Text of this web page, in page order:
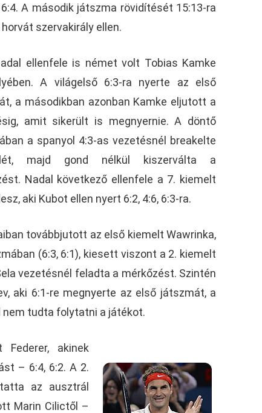
A második játszma rövidítését 15:13-ra
szervakirály ellen.
ellenfele is német volt Tobias Kamke
A világelső 6:3-ra nyerte az első
a másodikban azonban Kamke eljutott a
amit sikerült is megnyernie. A döntő
a spanyol 4:3-as vezetésnél breakelte
majd gond nélkül kiszerválta a
Nadal következő ellenfele a 7. kiemelt
aki Kubot ellen nyert 6:2, 4:6, 6:3-ra.
továbbjutott az első kiemelt Wawrinka,
(6:3, 6:1), kiesett viszont a 2. kiemelt
vezetésnél feladta a mérkőzést. Szintén
aki 6:1-re megnyerte az első játszmát, a
nem tudta folytatni a játékot.
akinek
– 6:4, 6:2. A 2.
az ausztrál
Marin Cilictől –